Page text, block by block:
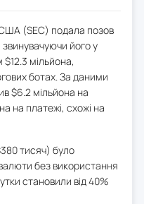
США (SEC) подала позов
його у
мільйона,
ботах. За даними
$6.2 мільйона на
на платежі, схожі на
тисяч) було
без використання
становили від 40%